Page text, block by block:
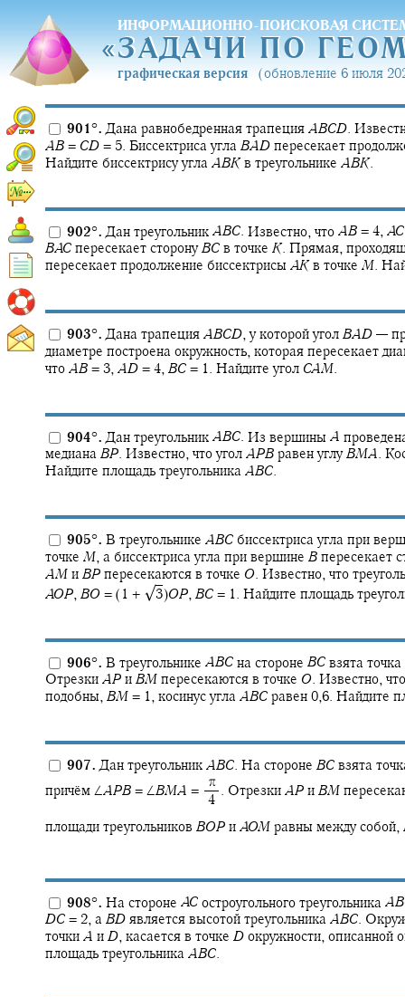
ИНФОРМАЦИОННО-ПОИСКОВАЯ
«ЗАДАЧИ ПО
«ЗАДАЧИ ПО
графическая версия (обновление 6 июля
901°. Дана равнобедренная трапеция ABCD.
AB = CD = 5. Биссектриса угла BAD пересекает
Найдите биссектрису угла ABKв треугольнике ABK.
902°. Дан треугольник ABC. Известно, что AB = 4, AC
BAC пересекает сторонуBC в точке K. Прямая,
пересекает продолжение биссектрисы AK в точке M.
903°. Дана трапеция ABCD,у которой угол BAD —
диаметре построена окружность, которая пересекает
что AB = 3, AD = 4, BC = 1. Найдите угол CAM.
904°. Дан треугольник ABC. Из вершины A
медиана BP. Известно, что угол APB равен углуBMA.
Найдите площадь треугольника ABC.
905°. В треугольнике ABC биссектриса угла при
точке M, а биссектриса угла при вершине B пересекает
AM и BP пересекаются в точке O. Известно, что
AOP, BO = (1 + ‍ √3)OP, BC = 1. Найдите площадь
906°. В треугольнике ABC на стороне BC взята точка
Отрезки AP и BM пересекаются в точке O. Известно,
подобны, BM = 1, косинус угла ABC равен 0,6. Найдите
907. Дан треугольник ABC. На стороне BC взята
причём ∠APB = ∠BMA = ‍
‍ π
‍ 4
. Отрезки AP и BM
площади треугольников BOP и AOM равны между собой,
908°. На стороне AC остроугольного треугольника AB
DC = 2, а BD является высотой треугольника ABC.
точки A и D, касается в точке D окружности, описанной
площадь треугольника ABC.